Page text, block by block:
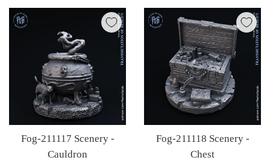
価
格
Fog-211117 Scenery -
Cauldron
Fog-211118 Scenery -
Chest